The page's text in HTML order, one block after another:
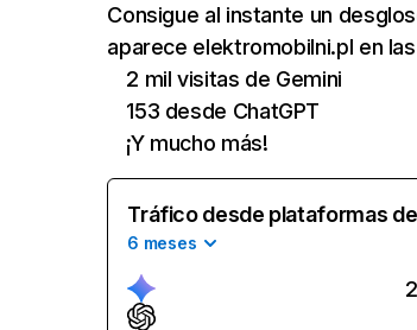
Consigue al instante un
aparece elektromobilni.pl en
2 mil visitas de Gemini
153 desde ChatGPT
¡Y mucho más!
Tráfico desde plataformas
6 meses